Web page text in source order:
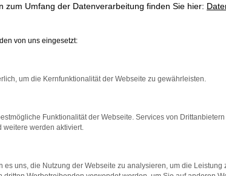
bestimmter Seiten verhindern. Funktioniert
beheben.
auf dem neuesten Stand sind.
zum Umfang der Datenverarbeitung finden Sie hier:
von uns eingesetzt:
um die Kernfunktionalität der Webseite zu gewährleisten.
Funktionalität der Webseite. Services von
weitere werden aktiviert.
es uns, die Nutzung der Webseite zu analysieren, um die